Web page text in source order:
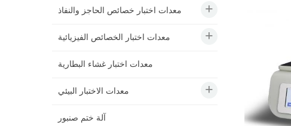
معدات اختبار خصائص الحاجز والنفاذ
معدات اختبار الخصائص الفيزيائية
معدات اختبار غشاء البطارية
معدات الاختبار البيئي
آلة ختم صنبور